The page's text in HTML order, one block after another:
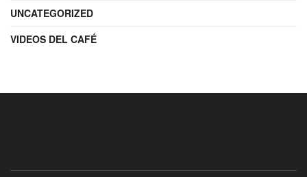
UNCATEGORIZED
VIDEOS DEL CAFÉ